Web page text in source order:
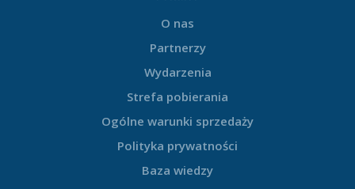
O nas
Partnerzy
Wydarzenia
Strefa pobierania
Ogólne warunki sprzedaży
Polityka prywatności
Baza wiedzy